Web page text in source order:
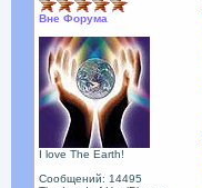
Вне Форума
I love The Earth!
Сообщений: 14495